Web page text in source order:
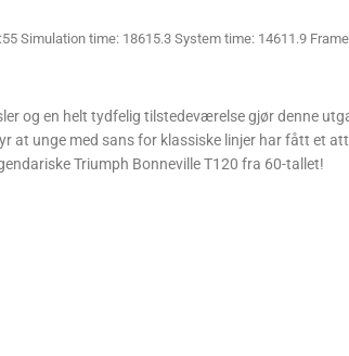
Simulation time: 18615.3 System time: 14611.9
og en helt tydfelig tilstedeværelse gjør denne
at unge med sans for klassiske linjer har fått et
Triumph Bonneville T120 fra 60-tallet!